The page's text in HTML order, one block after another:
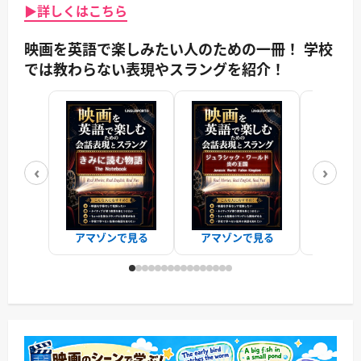
▶詳しくはこちら
映画を英語で楽しみたい人のための一冊！ 学校
では教わらない表現やスラングを紹介！
‹
アマゾンで見る アマゾンで見る
›